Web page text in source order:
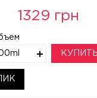
1329 грн
КУПИТЬ